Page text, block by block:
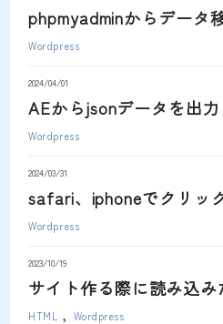
phpmyadminからデータ
Wordpress
2024/04/01
AEからjsonデータを出力
Wordpress
2024/03/31
safari、iphoneでクリッ
Wordpress
2023/10/19
サイト作る際に読み込み
HTML Wordpress